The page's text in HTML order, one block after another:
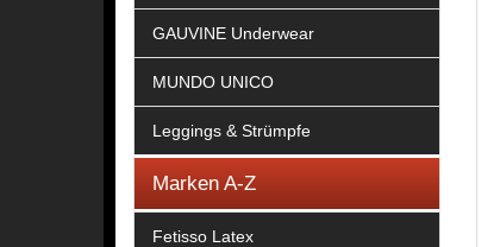
GAUVINE Underwear
MUNDO UNICO
Leggings & Strümpfe
Marken A-Z
Fetisso Latex